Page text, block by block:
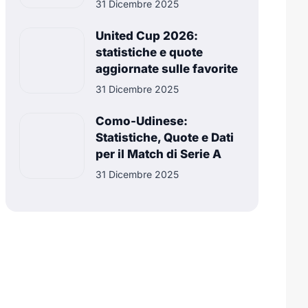
31 Dicembre 2025
United Cup 2026:
statistiche e quote
aggiornate sulle favorite
31 Dicembre 2025
Como-Udinese:
Statistiche, Quote e Dati
per il Match di Serie A
31 Dicembre 2025